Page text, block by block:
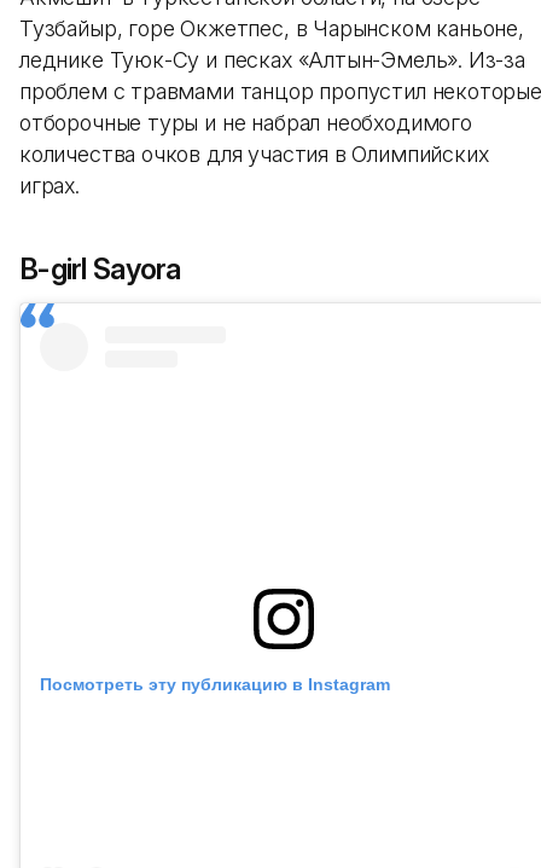
Тузбайыр, горе Окжетпес, в Чарынском каньоне,
леднике Туюк-Су и песках «Алтын-Эмель». Из-за
проблем с травмами танцор пропустил некоторые
отборочные туры и не набрал необходимого
количества очков для участия в Олимпийских
играх.
B-girl Sayora
Посмотреть эту публикацию в Instagram